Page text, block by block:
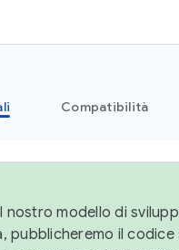
Compatibilità
nostro modello di
il codice